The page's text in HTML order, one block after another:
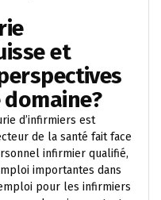
et
domaine?
d’infirmiers est
de la santé fait face
infirmier qualifié,
importantes dans
pour les infirmiers